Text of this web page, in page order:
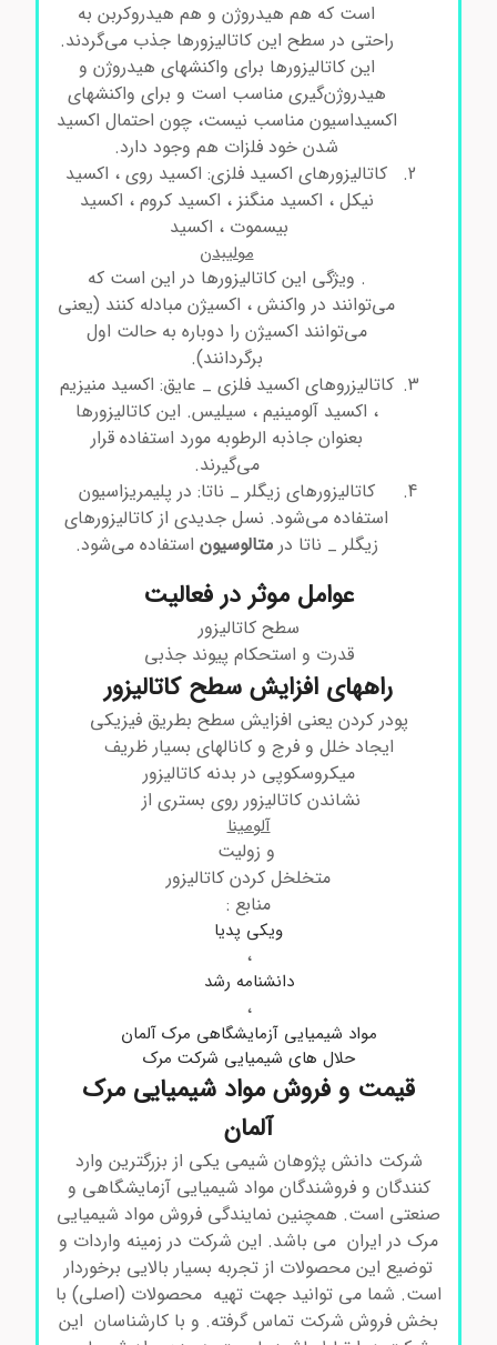
است که هم هیدروژن و هم هیدروکربن به
راحتی در سطح این کاتالیزورها جذب می‌گردند.
این کاتالیزورها برای واکنشهای هیدروژن و
هیدروژن‌گیری مناسب است و برای واکنشهای
اکسیداسیون مناسب نیست، چون احتمال اکسید
شدن خود فلزات هم وجود دارد.
کاتالیزورهای اکسید فلزی: اکسید روی ، اکسید
نیکل ، اکسید منگنز ، اکسید کروم ، اکسید
بیسموت ، اکسید
مولیبدن
. ویژگی این کاتالیزورها در این است که
می‌توانند در واکنش ، اکسیژن مبادله کنند (یعنی
می‌توانند اکسیژن را دوباره به حالت اول
برگردانند).
کاتالیزروهای اکسید فلزی _ عایق: اکسید منیزیم
، اکسید آلومینیم ، سیلیس. این کاتالیزورها
بعنوان جاذبه الرطوبه مورد استفاده قرار
می‌گیرند.
کاتالیزورهای زیگلر _ ناتا: در پلیمریزاسیون
استفاده می‌شود. نسل جدیدی از کاتالیزورهای
زیگلر _ ناتا در متالوسیوناستفاده می‌شود.
عوامل موثر در فعالیت
سطح کاتالیزور
قدرت و استحکام پیوند جذبی
راههای افزایش سطح کاتالیزور
پودر کردن یعنی افزایش سطح بطریق فیزیکی
ایجاد خلل و فرج و کانالهای بسیار ظریف
میکروسکوپی در بدنه کاتالیزور
نشاندن کاتالیزور روی بستری از
آلومینا
و زولیت
متخلخل کردن کاتالیزور
منابع :
ویکی پدیا
دانشنامه رشد
مواد شیمیایی آزمایشگاهی مرک آلمان
حلال های شیمیایی شرکت مرک
قیمت و فروش مواد شیمیایی مرک
آلمان
شرکت دانش پژوهان شیمی یکی از بزرگترین وارد
کنندگان و فروشندگان مواد شیمیایی آزمایشگاهی و
صنعتی است. همچنین نمایندگی فروش مواد شیمیایی
مرک در ایران می باشد. این شرکت در زمینه واردات و
توضیع این محصولات از تجربه بسیار بالایی برخوردار
است. شما می توانید جهت تهیه محصولات (اصلی) با
بخش فروش شرکت تماس گرفته. و با کارشناسان این